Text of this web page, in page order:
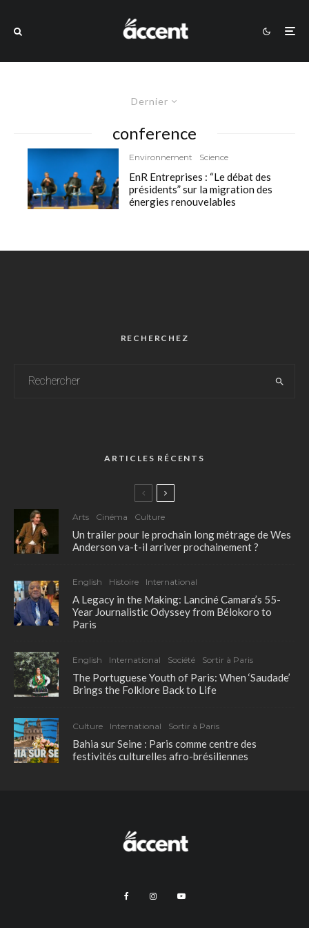
Dernier
conference
Environnement Science
EnR Entreprises : “Le débat des
présidents” sur la migration des
énergies renouvelables
RECHERCHEZ
ARTICLES RÉCENTS
Arts Cinéma Culture
Un trailer pour le prochain long métrage de Wes
Anderson va-t-il arriver prochainement ?
English Histoire International
A Legacy in the Making: Lanciné Camara’s 55-
Year Journalistic Odyssey from Bélokoro to
Paris
English International Société Sortir à Paris
The Portuguese Youth of Paris: When ‘Saudade’
Brings the Folklore Back to Life
Culture International Sortir à Paris
Bahia sur Seine : Paris comme centre des
festivités culturelles afro-brésiliennes